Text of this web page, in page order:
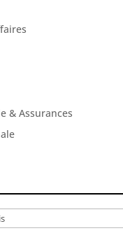
& Assurances